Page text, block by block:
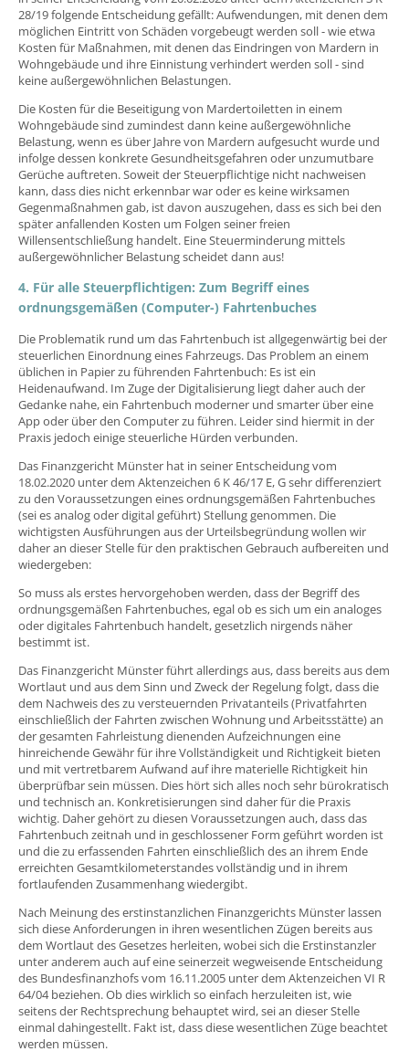
28/19 folgende Entscheidung gefällt: Aufwendungen, mit denen dem
möglichen Eintritt von Schäden vorgebeugt werden soll - wie etwa
Kosten für Maßnahmen, mit denen das Eindringen von Mardern in
Wohngebäude und ihre Einnistung verhindert werden soll - sind
keine außergewöhnlichen Belastungen.
Die Kosten für die Beseitigung von Mardertoiletten in einem
Wohngebäude sind zumindest dann keine außergewöhnliche
Belastung, wenn es über Jahre von Mardern aufgesucht wurde und
infolge dessen konkrete Gesundheitsgefahren oder unzumutbare
Gerüche auftreten. Soweit der Steuerpflichtige nicht nachweisen
kann, dass dies nicht erkennbar war oder es keine wirksamen
Gegenmaßnahmen gab, ist davon auszugehen, dass es sich bei den
später anfallenden Kosten um Folgen seiner freien
Willensentschließung handelt. Eine Steuerminderung mittels
außergewöhnlicher Belastung scheidet dann aus!
4. Für alle Steuerpflichtigen: Zum Begriff eines
ordnungsgemäßen (Computer-) Fahrtenbuches
Die Problematik rund um das Fahrtenbuch ist allgegenwärtig bei der
steuerlichen Einordnung eines Fahrzeugs. Das Problem an einem
üblichen in Papier zu führenden Fahrtenbuch: Es ist ein
Heidenaufwand. Im Zuge der Digitalisierung liegt daher auch der
Gedanke nahe, ein Fahrtenbuch moderner und smarter über eine
App oder über den Computer zu führen. Leider sind hiermit in der
Praxis jedoch einige steuerliche Hürden verbunden.
Das Finanzgericht Münster hat in seiner Entscheidung vom
18.02.2020 unter dem Aktenzeichen 6 K 46/17 E, G sehr differenziert
zu den Voraussetzungen eines ordnungsgemäßen Fahrtenbuches
(sei es analog oder digital geführt) Stellung genommen. Die
wichtigsten Ausführungen aus der Urteilsbegründung wollen wir
daher an dieser Stelle für den praktischen Gebrauch aufbereiten und
wiedergeben:
So muss als erstes hervorgehoben werden, dass der Begriff des
ordnungsgemäßen Fahrtenbuches, egal ob es sich um ein analoges
oder digitales Fahrtenbuch handelt, gesetzlich nirgends näher
bestimmt ist.
Das Finanzgericht Münster führt allerdings aus, dass bereits aus dem
Wortlaut und aus dem Sinn und Zweck der Regelung folgt, dass die
dem Nachweis des zu versteuernden Privatanteils (Privatfahrten
einschließlich der Fahrten zwischen Wohnung und Arbeitsstätte) an
der gesamten Fahrleistung dienenden Aufzeichnungen eine
hinreichende Gewähr für ihre Vollständigkeit und Richtigkeit bieten
und mit vertretbarem Aufwand auf ihre materielle Richtigkeit hin
überprüfbar sein müssen. Dies hört sich alles noch sehr bürokratisch
und technisch an. Konkretisierungen sind daher für die Praxis
wichtig. Daher gehört zu diesen Voraussetzungen auch, dass das
Fahrtenbuch zeitnah und in geschlossener Form geführt worden ist
und die zu erfassenden Fahrten einschließlich des an ihrem Ende
erreichten Gesamtkilometerstandes vollständig und in ihrem
fortlaufenden Zusammenhang wiedergibt.
Nach Meinung des erstinstanzlichen Finanzgerichts Münster lassen
sich diese Anforderungen in ihren wesentlichen Zügen bereits aus
dem Wortlaut des Gesetzes herleiten, wobei sich die Erstinstanzler
unter anderem auch auf eine seinerzeit wegweisende Entscheidung
des Bundesfinanzhofs vom 16.11.2005 unter dem Aktenzeichen VI R
64/04 beziehen. Ob dies wirklich so einfach herzuleiten ist, wie
seitens der Rechtsprechung behauptet wird, sei an dieser Stelle
einmal dahingestellt. Fakt ist, dass diese wesentlichen Züge beachtet
werden müssen.